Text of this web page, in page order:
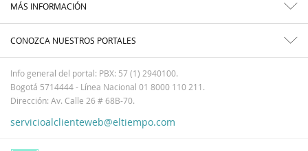
MÁS INFORMACIÓN
CONOZCA NUESTROS PORTALES
Info general del portal: PBX: 57 (1) 2940100.
Bogotá 5714444 - Línea Nacional 01 8000 110 211.
Dirección: Av. Calle 26 # 68B-70.
servicioalclienteweb@eltiempo.com